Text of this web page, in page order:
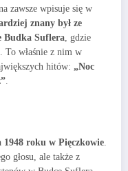
zawsze wpisuje się w
znany był ze
Budka Suflera , gdzie
To właśnie z nim w
hitów: „Noc
1948 roku w Pięczkowie.
głosu, ale także z